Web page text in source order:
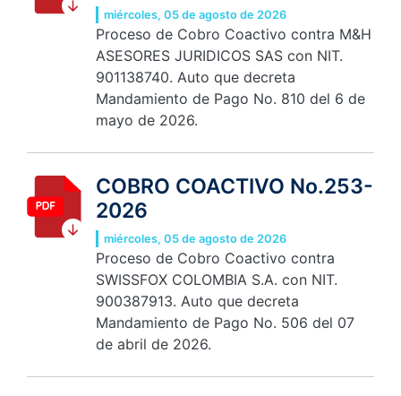
miércoles, 05 de agosto de 2026
Proceso de Cobro Coactivo contra M&H
ASESORES JURIDICOS SAS con NIT.
901138740. Auto que decreta
Mandamiento de Pago No. 810 del 6 de
mayo de 2026.
COBRO COACTIVO No.253-
2026
miércoles, 05 de agosto de 2026
Proceso de Cobro Coactivo contra
SWISSFOX COLOMBIA S.A. con NIT.
900387913. Auto que decreta
Mandamiento de Pago No. 506 del 07
de abril de 2026.